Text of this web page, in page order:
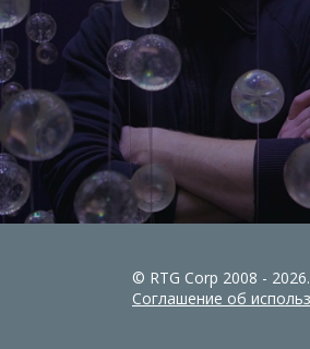
© RTG Corp 2008 -
Соглашение об